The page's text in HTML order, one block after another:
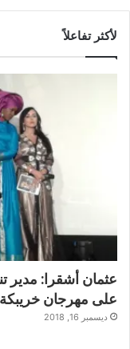
لأكثر تفاعلاً
عثمان أشقرا: مدير
على مهرجان خريبكة
ديسمبر 16, 2018